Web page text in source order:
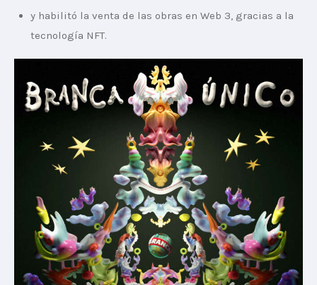
y habilitó la venta de las obras en Web 3, gracias a la
tecnología NFT.